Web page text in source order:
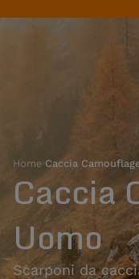
Home›Caccia
Caccia
Uomo
Scarponi da